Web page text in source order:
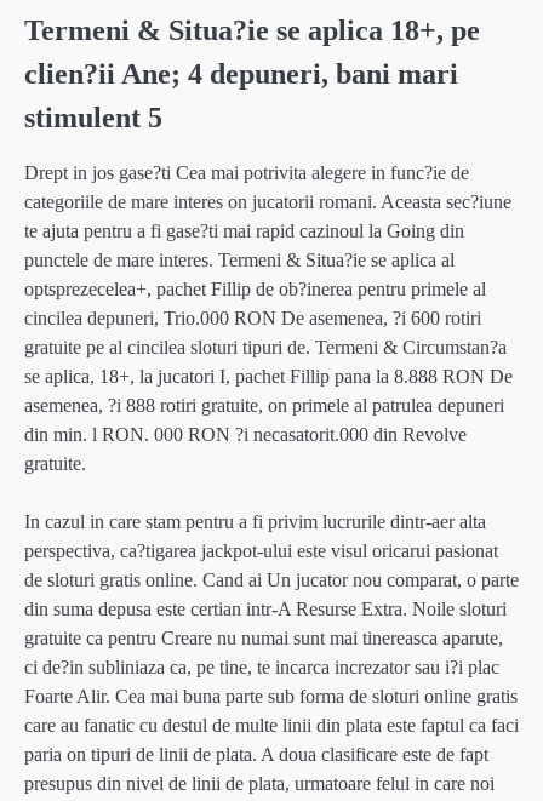
Termeni & Situa?ie se aplica 18+, pe
clien?ii Ane; 4 depuneri, bani mari
stimulent 5
Drept in jos gase?ti Cea mai potrivita alegere in func?ie de
categoriile de mare interes on jucatorii romani. Aceasta sec?iune
te ajuta pentru a fi gase?ti mai rapid cazinoul la Going din
punctele de mare interes. Termeni & Situa?ie se aplica al
optsprezecelea+, pachet Fillip de ob?inerea pentru primele al
cincilea depuneri, Trio.000 RON De asemenea, ?i 600 rotiri
gratuite pe al cincilea sloturi tipuri de. Termeni & Circumstan?a
se aplica, 18+, la jucatori I, pachet Fillip pana la 8.888 RON De
asemenea, ?i 888 rotiri gratuite, on primele al patrulea depuneri
din min. l RON. 000 RON ?i necasatorit.000 din Revolve
gratuite.
In cazul in care stam pentru a fi privim lucrurile dintr-aer alta
perspectiva, ca?tigarea jackpot-ului este visul oricarui pasionat
de sloturi gratis online. Cand ai Un jucator nou comparat, o parte
din suma depusa este certian intr-A Resurse Extra. Noile sloturi
gratuite ca pentru Creare nu numai sunt mai tinereasca aparute,
ci de?in subliniaza ca, pe tine, te incarca increzator sau i?i plac
Foarte Alir. Cea mai buna parte sub forma de sloturi online gratis
care au fanatic cu destul de multe linii din plata este faptul ca faci
paria on tipuri de linii de plata. A doua clasificare este de fapt
presupus din nivel de linii de plata, urmatoare felul in care noi